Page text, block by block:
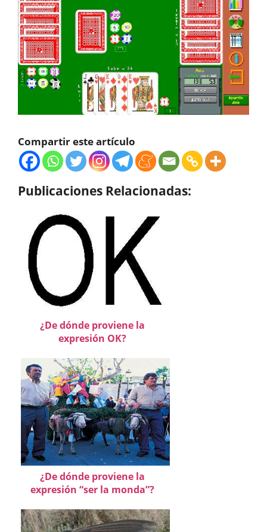
Compartir este artículo
Publicaciones Relacionadas:
¿De dónde proviene la
expresión OK?
¿De dónde proviene la
expresión “ser la monda”?